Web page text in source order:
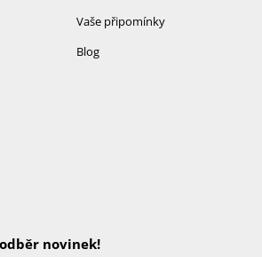
Vaše připomínky
Blog
novinek!